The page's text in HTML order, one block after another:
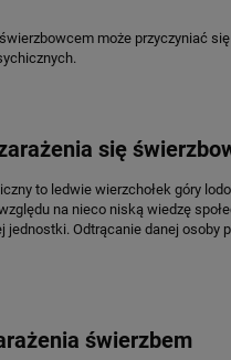
może przyczyniać
się
to ledwie wierzchołek góry
na nieco niską wiedzę
jednostki. Odtrącanie danej
świerzbem